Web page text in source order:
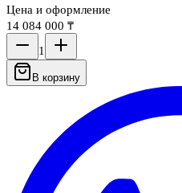
Цена и оформление
14 084 000 ₸
1
В корзину